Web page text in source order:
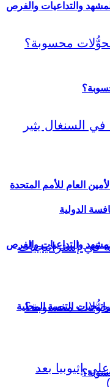
والتداعيات والفرص
والتداعيات والفرص
العام للأمم المتحدة
الدولية
التنمية المحلية